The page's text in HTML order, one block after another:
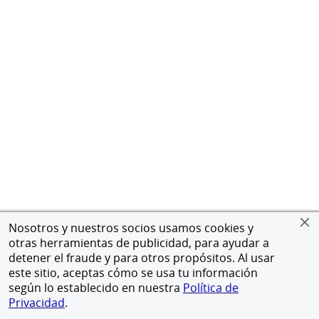
Nosotros y nuestros socios usamos cookies y
otras herramientas de publicidad, para ayudar a
detener el fraude y para otros propósitos. Al usar
este sitio, aceptas cómo se usa tu información
según lo establecido en nuestra Política de
Privacidad.